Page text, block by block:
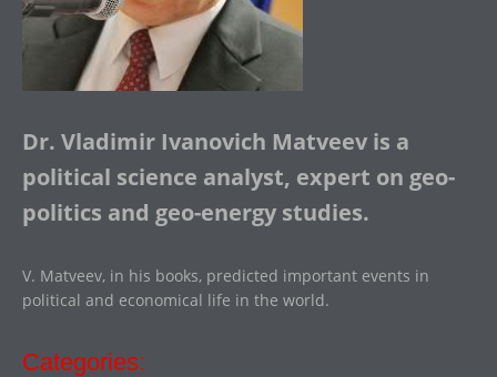
Dr. Vladimir Ivanovich Matveev is a
political science analyst, expert on geo-
politics and geo-energy studies.
V. Matveev, in his books, predicted important events in
political and economical life in the world.
Categories: